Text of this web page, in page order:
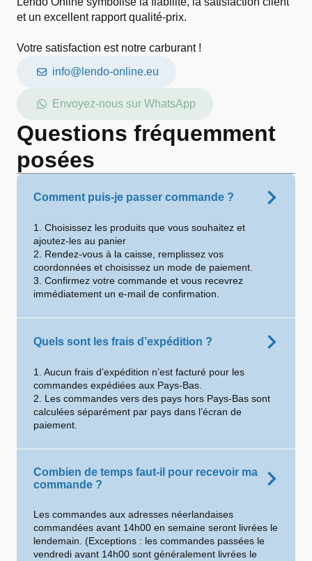
et un excellent rapport qualité-prix.
Votre satisfaction est notre carburant !
info@lendo-online.eu
Envoyez-nous sur WhatsApp
Questions fréquemment
posées
Comment puis-je passer commande ?
1. Choisissez les produits que vous souhaitez et
ajoutez-les au panier
2. Rendez-vous à la caisse, remplissez vos
coordonnées et choisissez un mode de paiement.
3. Confirmez votre commande et vous recevrez
immédiatement un e-mail de confirmation.
Quels sont les frais d’expédition ?
1. Aucun frais d’expédition n’est facturé pour les
commandes expédiées aux Pays-Bas.
2. Les commandes vers des pays hors Pays-Bas sont
calculées séparément par pays dans l’écran de
paiement.
Combien de temps faut-il pour recevoir ma
commande ?
Les commandes aux adresses néerlandaises
commandées avant 14h00 en semaine seront livrées le
lendemain. (Exceptions : les commandes passées le
vendredi avant 14h00 sont généralement livrées le